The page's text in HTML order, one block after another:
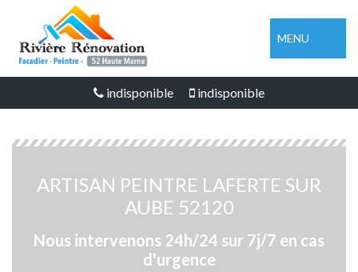
MENU
indisponible indisponible
ARTISAN PEINTRE LAFERTE SUR
AUBE 52120
Nous intervenons 24h/24 sur 7j/7 en cas
d'urgence